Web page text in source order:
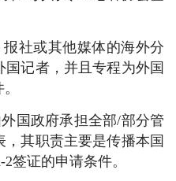
社或其他媒体的海外分
记者，并且专程为外国
国政府承担全部/部分管
其职责主要是传播本国
签证的申请条件。